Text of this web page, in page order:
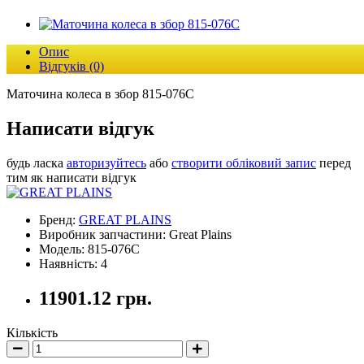
Опис
Відгуків (0)
Маточина колеса в збор 815-076C
Написати відгук
будь ласка авторизуйтесь або створити обліковий запис перед
тим як написати відгук
Бренд: GREAT PLAINS
Виробник запчастини: Great Plains
Модель: 815-076C
Наявність: 4
11901.12 грн.
Кількість